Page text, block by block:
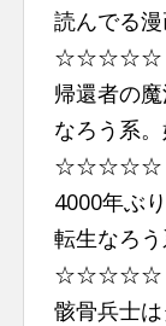
読んでる漫
☆☆☆☆☆
帰還者の
なろう系。
☆☆☆☆☆
4000年ぶ
転生なろう
☆☆☆☆☆
骸骨兵士